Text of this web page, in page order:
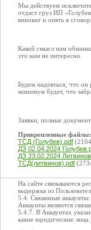
Мы действуем
отдаст груз ИП
виноват и опять в
Какой смысл нам
это нам не интересно.
Будем надеяться, что он
минимум будет, что
Заявки, полные
Прикрепленные файлы:
ТСД (Голубев).pdf
ДЗ 02.04.2024
ДЗ 23.02.2024
ТСД(литвинов).pdf
На сайте связываются
выдержка из
5.4. Связанные
Аккаунты являются
5.4.7. В Аккаунтах
какие юридические лица